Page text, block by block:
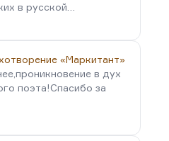
в русской…
«Маркитант»
в дух
поэта!Спасибо за